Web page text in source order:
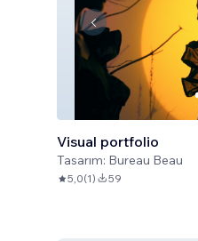
Visual portfolio
Tasarım: Bureau Beau
5,0(1) 59